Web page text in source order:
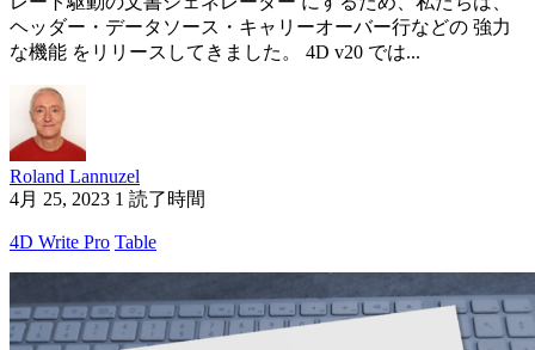
ヘッダー・データソース・キャリーオーバー行などの 強力
な機能 をリリースしてきました。 4D v20 では...
Roland Lannuzel
4月 25, 2023 1 読了時間
4D Write Pro Table